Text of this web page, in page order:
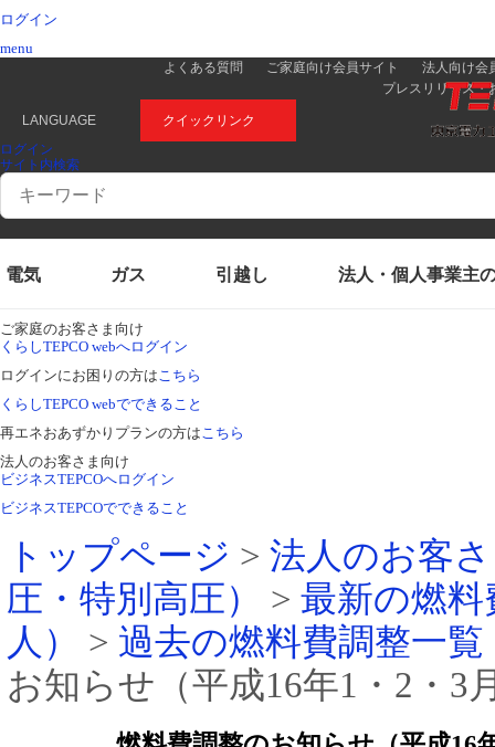
ログイン
menu
よくある質問 ご家庭向け会員サイト
法人向け会
プレスリリース・
LANGUAGE クイックリンク
ログイン
サイト内検索
Conduct
search
電気 ガス 引越し 法人・個人事業主
ご家庭のお客さま向け
くらしTEPCO webへログイン
ログインにお困りの方はこちら
くらしTEPCO webでできること
再エネおあずかりプランの方はこちら
法人のお客さま向け
ビジネスTEPCOへログイン
ビジネスTEPCOでできること
トップページ > 法人のお客
圧・特別高圧）
> 最新の燃
人）
> 過去の燃料費調整一覧
お知らせ（平成16年1・2・3